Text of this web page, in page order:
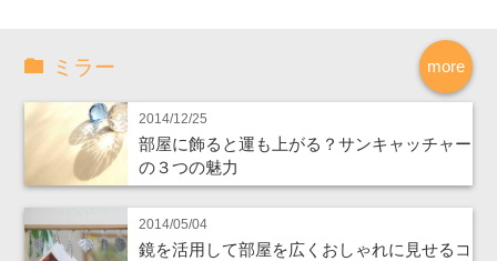
more
ミラー
2014/12/25
部屋に飾ると運も上がる？サンキャッチャー
の３つの魅力
2014/05/04
鏡を活用して部屋を広くおしゃれに見せるコ